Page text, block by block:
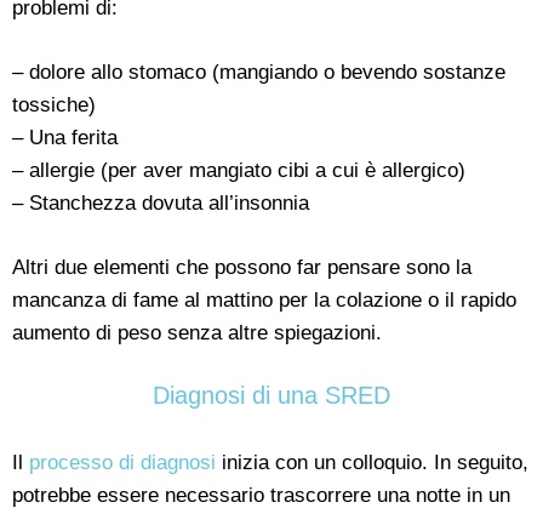
problemi di:
– dolore allo stomaco (mangiando o bevendo sostanze
tossiche)
– Una ferita
– allergie (per aver mangiato cibi a cui è allergico)
– Stanchezza dovuta all’insonnia
Altri due elementi che possono far pensare sono la
mancanza di fame al mattino per la colazione o il rapido
aumento di peso senza altre spiegazioni.
Diagnosi di una SRED
Il processo di diagnosi inizia con un colloquio. In seguito,
potrebbe essere necessario trascorrere una notte in un